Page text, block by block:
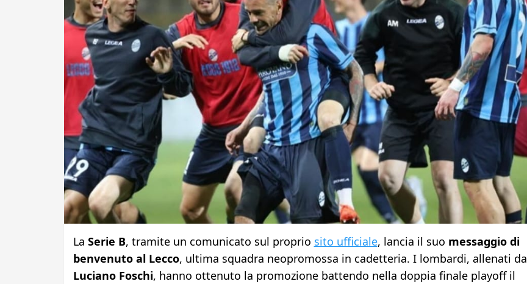
La Serie B, tramite un comunicato sul proprio sito ufficiale, lancia il suo messaggio di
benvenuto al Lecco, ultima squadra neopromossa in cadetteria. I lombardi, allenati da
Luciano Foschi, hanno ottenuto la promozione battendo nella doppia finale playoff il